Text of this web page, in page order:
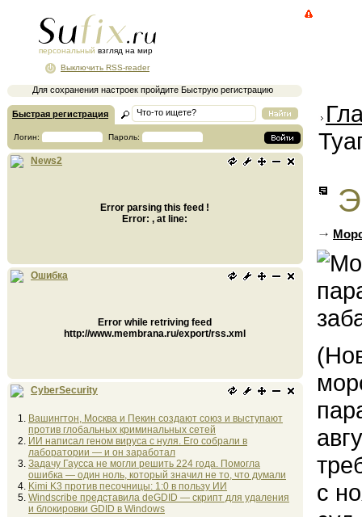
персональный взгляд на мир
Для сохранения настроек пройдите Быструю регистрацию
Выключить RSS-reader
Быстрая регистрация
Логин: Пароль:
News2
Error parsing this feed !
Error: , at line:
Ошибка
Error while retriving feed
http://www.membrana.ru/export/rss.xml
CyberSecurity
Вашингтон, Москва и Пекин создают союз и выступают
против глобальных криминальных сетей
ИИ написал геном вируса с нуля. Его собрали в
лаборатории — и он заработал
Задачу Гаусса не могли решить 224 года. Помогла
ошибка — один ноль, который значил не то, что думали
Kimi K3 против песочницы: 1:0 в пользу ИИ
Windscribe представила deGDID — скрипт для удаления
и блокировки GDID в Windows
с